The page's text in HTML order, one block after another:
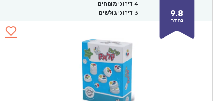
9.8
נהדר
4 דירוגי מומחים
3 דירוגי גולשים